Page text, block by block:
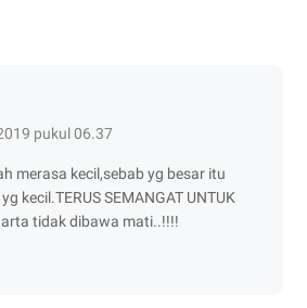
pukul 06.37
merasa kecil,sebab yg besar itu
kecil.TERUS SEMANGAT UNTUK
tidak dibawa mati..!!!!